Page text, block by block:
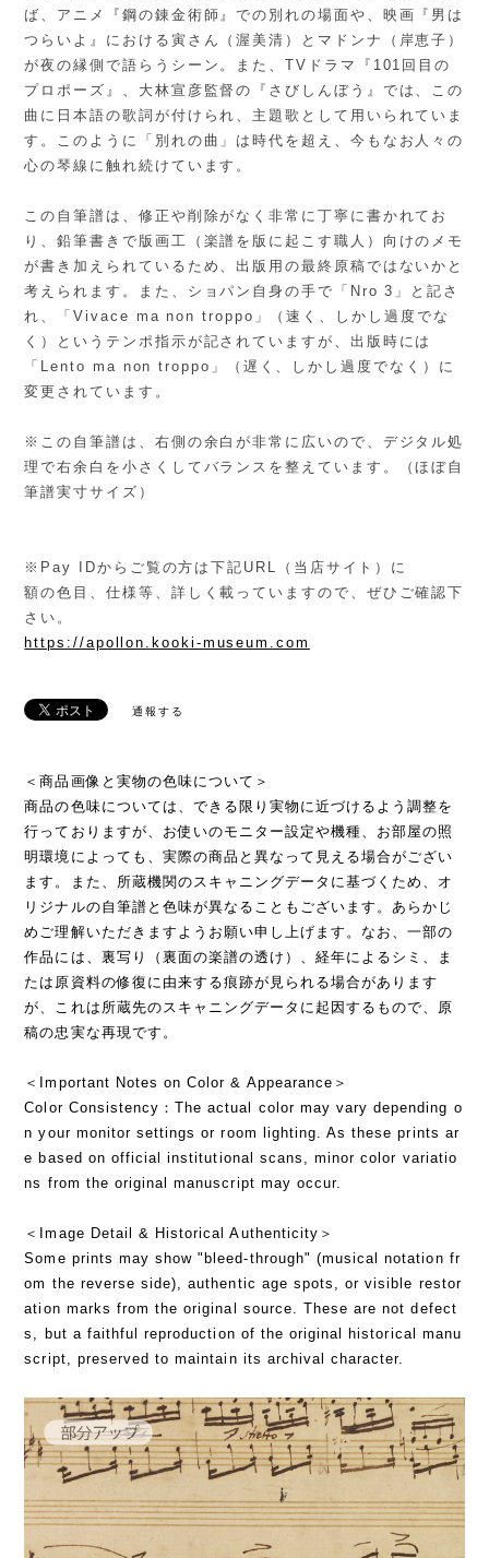
ば、アニメ『鋼の錬金術師』での別れの場面や、映画『男は
つらいよ』における寅さん（渥美清）とマドンナ（岸恵子）
が夜の縁側で語らうシーン。また、TVドラマ『101回目の
プロポーズ』、大林宣彦監督の『さびしんぼう』では、この
曲に日本語の歌詞が付けられ、主題歌として用いられていま
す。このように「別れの曲」は時代を超え、今もなお人々の
心の琴線に触れ続けています。
この自筆譜は、修正や削除がなく非常に丁寧に書かれてお
り、鉛筆書きで版画工（楽譜を版に起こす職人）向けのメモ
が書き加えられているため、出版用の最終原稿ではないかと
考えられます。また、ショパン自身の手で「Nro 3」と記さ
れ、「Vivace ma non troppo」（速く、しかし過度でな
く）というテンポ指示が記されていますが、出版時には
「Lento ma non troppo」（遅く、しかし過度でなく）に
変更されています。
※この自筆譜は、右側の余白が非常に広いので、デジタル処
理で右余白を小さくしてバランスを整えています。（ほぼ自
筆譜実寸サイズ）
※Pay IDからご覧の方は下記URL（当店サイト）に
額の色目、仕様等、詳しく載っていますので、ぜひご確認下
さい。
https://apollon.kooki-museum.com
通報する
＜商品画像と実物の色味について＞
商品の色味については、できる限り実物に近づけるよう調整を
行っておりますが、お使いのモニター設定や機種、お部屋の照
明環境によっても、実際の商品と異なって見える場合がござい
ます。また、所蔵機関のスキャニングデータに基づくため、オ
リジナルの自筆譜と色味が異なることもございます。あらかじ
めご理解いただきますようお願い申し上げます。なお、一部の
作品には、裏写り（裏面の楽譜の透け）、経年によるシミ、ま
たは原資料の修復に由来する痕跡が見られる場合があります
が、これは所蔵先のスキャニングデータに起因するもので、原
稿の忠実な再現です。
＜Important Notes on Color & Appearance＞
Color Consistency：The actual color may vary depending o
n your monitor settings or room lighting. As these prints ar
e based on official institutional scans, minor color variatio
ns from the original manuscript may occur.
＜Image Detail & Historical Authenticity＞
Some prints may show "bleed-through" (musical notation fr
om the reverse side), authentic age spots, or visible restor
ation marks from the original source. These are not defect
s, but a faithful reproduction of the original historical manu
script, preserved to maintain its archival character.